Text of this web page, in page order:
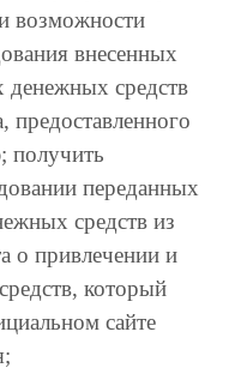
возможности
внесенных
денежных средств
предоставленного
получить
переданных
средств из
о привлечении и
который
сайте